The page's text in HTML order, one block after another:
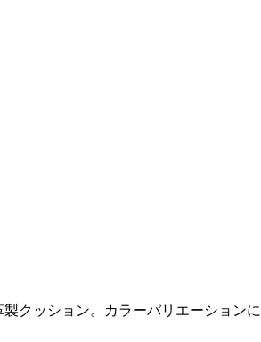
クッション。カラーバリエーション